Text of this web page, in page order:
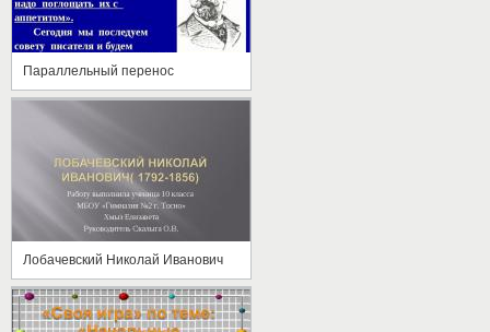
Параллельный перенос
Лобачевский Николай Иванович